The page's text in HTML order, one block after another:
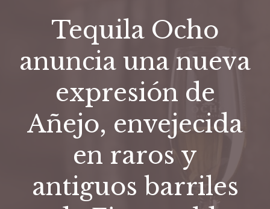
Tequila Ocho
anuncia una nueva
expresión de
Añejo, envejecida
en raros y
antiguos barriles